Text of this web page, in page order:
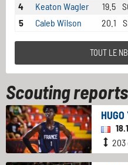
4
Keaton Wagler 19.5
5
Caleb Wilson 20.1
TOUT LE
Scouting reports
18.1
203